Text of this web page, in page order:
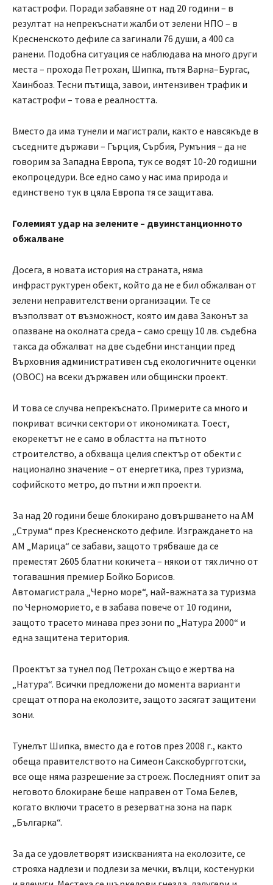
катастрофи. Поради забавяне от над 20 години – в
резултат на непрекъснати жалби от зелени НПО – в
Кресненското дефиле са загинали 76 души, а 400 са
ранени. Подобна ситуация се наблюдава на много други
места – прохода Петрохан, Шипка, пътя Варна–Бургас,
Хаинбоаз. Тесни пътища, завои, интензивен трафик и
катастрофи – това е реалността.
Вместо да има тунели и магистрали, както е навсякъде в
съседните държави – Гърция, Сърбия, Румъния – да не
говорим за Западна Европа, тук се водят 10-20 годишни
екопроцедури. Все едно само у нас има природа и
единствено тук в цяла Европа тя се защитава.
Големият удар на зелените – двуинстанционното
обжалване
Досега, в новата история на страната, няма
инфраструктурен обект, който да не е бил обжалван от
зелени неправителствени организации. Те се
възползват от възможност, която им дава Законът за
опазване на околната среда – само срещу 10 лв. съдебна
такса да обжалват на две съдебни инстанции пред
Върховния административен съд екологичните оценки
(ОВОС) на всеки държавен или общински проект.
И това се случва непрекъснато. Примерите са много и
покриват всички сектори от икономиката. Тоест,
екорекетът не е само в областта на пътното
строителство, а обхваща целия спектър от обекти с
национално значение – от енергетика, през туризма,
софийското метро, до пътни и жп проекти.
За над 20 години беше блокирано довършването на АМ
„Струма“ през Кресненското дефиле. Изграждането на
АМ „Марица“ се забави, защото трябваше да се
преместят 2605 блатни кокичета – някои от тях лично от
тогавашния премиер Бойко Борисов.
Автомагистрала „Черно море“, най-важната за туризма
по Черноморието, е в забава повече от 10 години,
защото трасето минава през зони по „Натура 2000“ и
една защитена територия.
Проектът за тунел под Петрохан също е жертва на
„Натура“. Всички предложени до момента варианти
срещат отпора на еколозите, защото засягат защитени
зони.
Тунелът Шипка, вместо да е готов през 2008 г., както
обеща правителството на Симеон Сакскобургготски,
все още няма разрешение за строеж. Последният опит за
неговото блокиране беше направен от Тома Белев,
когато включи трасето в резерватна зона на парк
„Българка“.
За да се удовлетворят изискванията на еколозите, се
строяха надлези и подлези за мечки, вълци, костенурки